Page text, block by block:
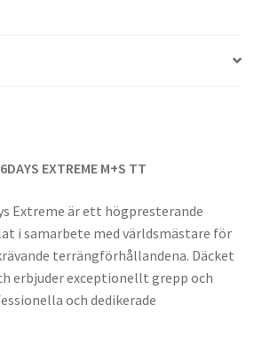
EXTREME M+S TT
Extreme är ett högpresterande
i samarbete med världsmästare för
terrängförhållandena. Däcket
erbjuder exceptionellt grepp och
och dedikerade